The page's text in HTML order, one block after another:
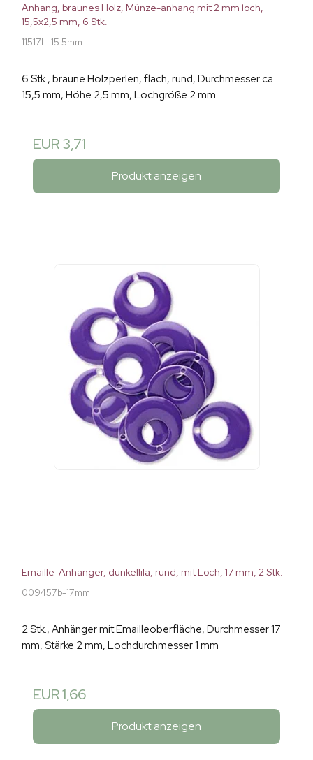
Anhang, braunes Holz, Münze-anhang mit 2 mm loch,
15,5x2,5 mm, 6 Stk.
11517L-15.5mm
6 Stk., braune Holzperlen, flach, rund, Durchmesser ca.
15,5 mm, Höhe 2,5 mm, Lochgröße 2 mm
EUR 3,71
Produkt anzeigen
Emaille-Anhänger, dunkellila, rund, mit Loch, 17 mm, 2 Stk.
009457b-17mm
2 Stk., Anhänger mit Emailleoberfläche, Durchmesser 17
mm, Stärke 2 mm, Lochdurchmesser 1 mm
EUR 1,66
Produkt anzeigen